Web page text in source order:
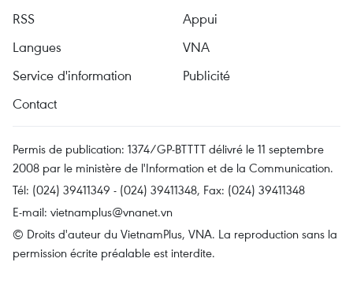
RSS
Appui
Langues
VNA
Service d'information
Publicité
Contact
Permis de publication: 1374/GP-BTTTT délivré le 11 septembre
2008 par le ministère de l'Information et de la Communication.
Tél: (024) 39411349 - (024) 39411348, Fax: (024) 39411348
E-mail: vietnamplus@vnanet.vn
© Droits d'auteur du VietnamPlus, VNA. La reproduction sans la
permission écrite préalable est interdite.